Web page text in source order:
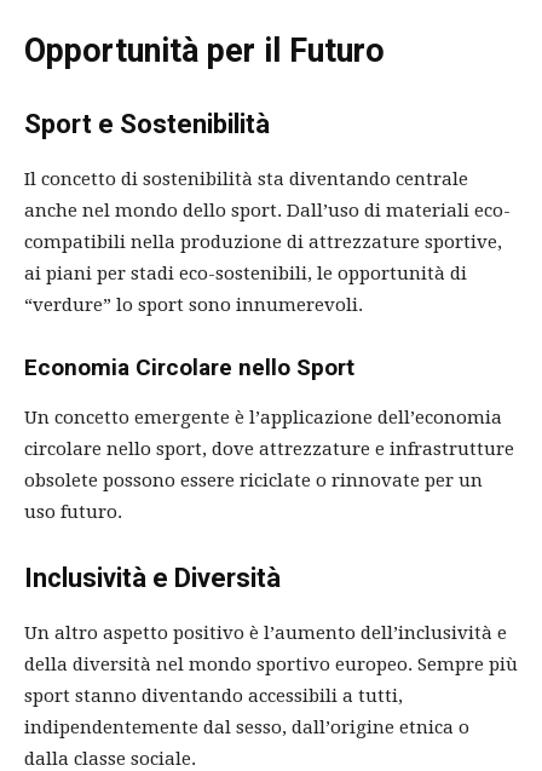
Opportunità per il Futuro
Sport e Sostenibilità
Il concetto di sostenibilità sta diventando centrale
anche nel mondo dello sport. Dall’uso di materiali eco-
compatibili nella produzione di attrezzature sportive,
ai piani per stadi eco-sostenibili, le opportunità di
“verdure” lo sport sono innumerevoli.
Economia Circolare nello Sport
Un concetto emergente è l’applicazione dell’economia
circolare nello sport, dove attrezzature e infrastrutture
obsolete possono essere riciclate o rinnovate per un
uso futuro.
Inclusività e Diversità
Un altro aspetto positivo è l’aumento dell’inclusività e
della diversità nel mondo sportivo europeo. Sempre più
sport stanno diventando accessibili a tutti,
indipendentemente dal sesso, dall’origine etnica o
dalla classe sociale.